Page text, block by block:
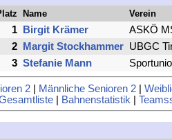
Name Verein
1 Birgit Krämer
ASKÖ
2
Margit Stockhammer UBGC
3 Stefanie Mann
2| Männliche Senioren 2|
| Bahnenstatistik